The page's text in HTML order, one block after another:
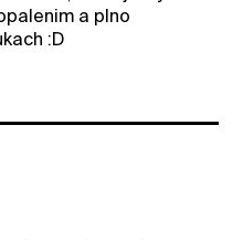
a plno
:D